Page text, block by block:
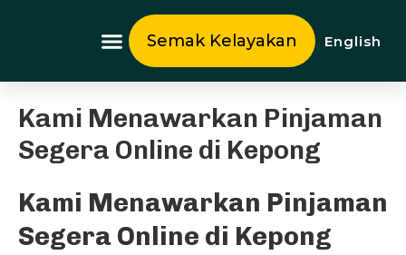
Semak Kelayakan English
Kami Menawarkan Pinjaman
Segera Online di Kepong
Kami Menawarkan Pinjaman
Segera Online di Kepong